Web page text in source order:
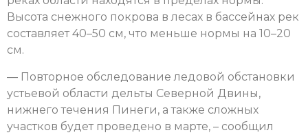
Высота снежного покрова в лесах в бассейнах рек
составляет 40–50 см, что меньше нормы на 10–20
см.
— Повторное обследование ледовой обстановки
устьевой области дельты Северной Двины,
нижнего течения Пинеги, а также сложных
участков будет проведено в марте, – сообщил